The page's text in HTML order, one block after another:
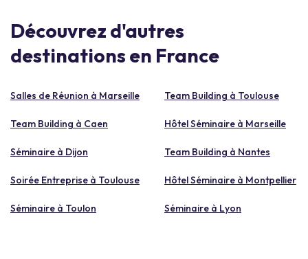
Découvrez d'autres
destinations en France
Salles de Réunion à Marseille Team Building à Toulouse
Team Building à Caen Hôtel Séminaire à Marseille
Séminaire à Dijon Team Building à Nantes
Soirée Entreprise à Toulouse Hôtel Séminaire à Montpellier
Séminaire à Toulon Séminaire à Lyon